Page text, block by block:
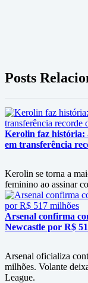
Posts
Kerolin faz história:
em transferência
Kerolin se torna a
feminino ao assinar
Arsenal confirma
Newcastle por R$
Arsenal oficializa
milhões. Volante
League.